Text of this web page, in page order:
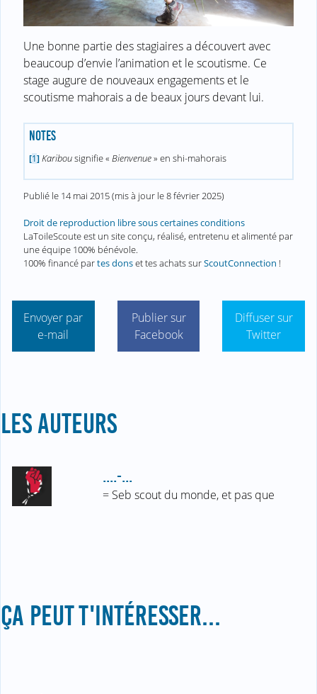
Une bonne partie des stagiaires a découvert avec
beaucoup d’envie l’animation et le scoutisme. Ce
stage augure de nouveaux engagements et le
scoutisme mahorais a de beaux jours devant lui.
NOTES
[1] Karibousignifie « Bienvenue» en shi-mahorais
Publié le 14 mai 2015(mis à jour le8 février 2025)
Droit de reproduction libre sous certaines conditions
LaToileScoute est un site conçu, réalisé, entretenu et alimenté par
une équipe 100% bénévole.
100% financé partes donset tes achats surScoutConnection !
Envoyer par
e-mail
Publier sur
Facebook
Diffuser sur
Twitter
LES AUTEURS
....-...
= Seb scout du monde, et pas que
ÇA PEUT T'INTÉRESSER...